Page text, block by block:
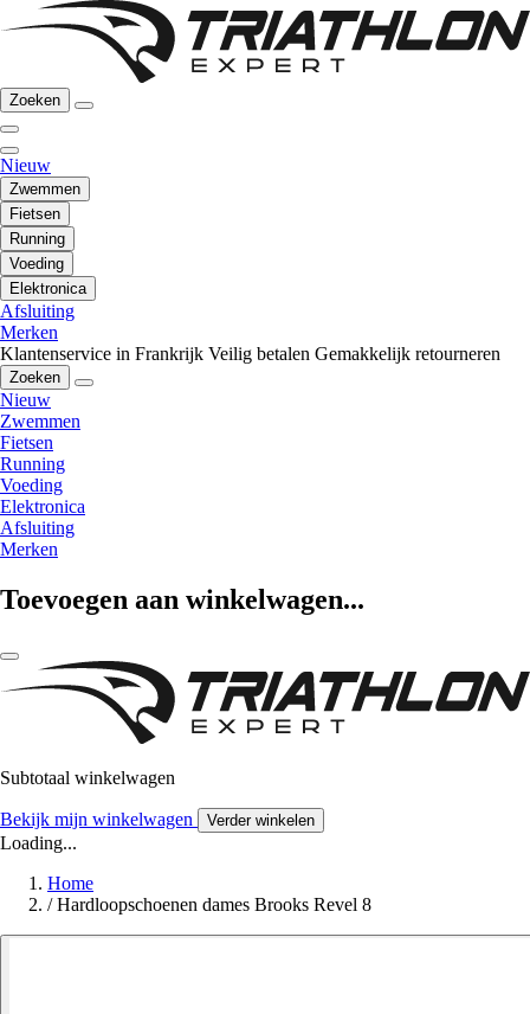
Zoeken
Nieuw
Zwemmen
Fietsen
Running
Voeding
Elektronica
Afsluiting
Merken
Klantenservice in Frankrijk Veilig betalen Gemakkelijk retourneren
Zoeken
Nieuw
Zwemmen
Fietsen
Running
Voeding
Elektronica
Afsluiting
Merken
Toevoegen aan winkelwagen...
Subtotaal winkelwagen
Bekijk mijn winkelwagen Verder winkelen
Loading...
Home
/ Hardloopschoenen dames Brooks Revel 8